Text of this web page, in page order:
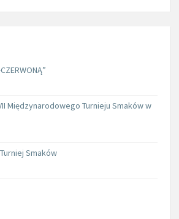
Międzynarodowego Turnieju Smaków w
Smaków